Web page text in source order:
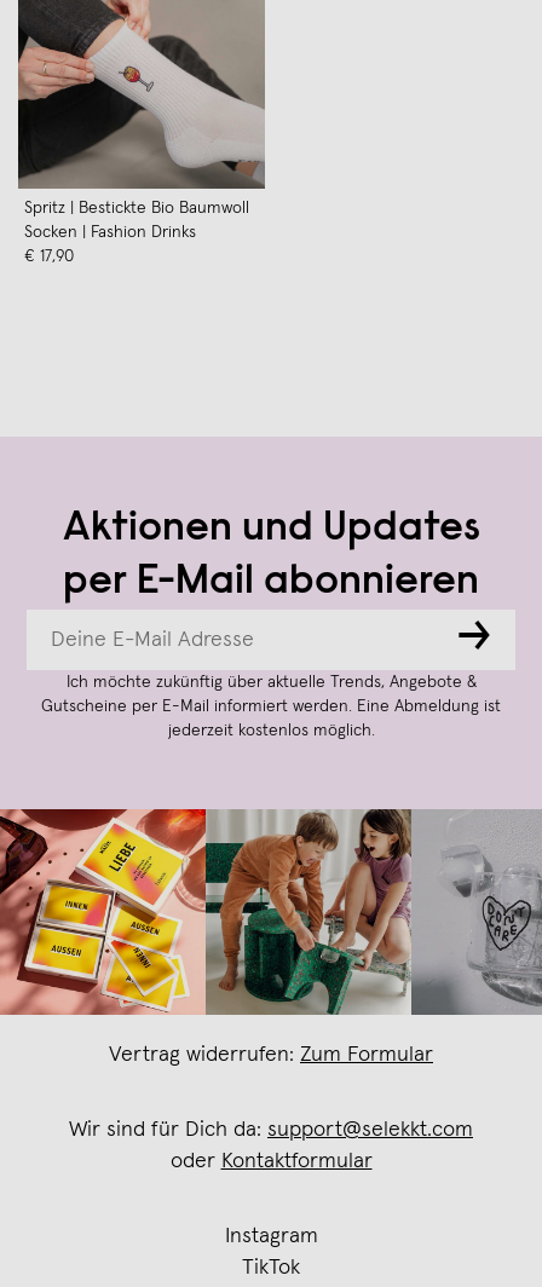
Spritz | Bestickte Bio Baumwoll
Socken | Fashion Drinks
€ 17,90
Aktionen und Updates
per E-Mail abonnieren
→
Ich möchte zukünftig über aktuelle Trends, Angebote &
Gutscheine per E-Mail informiert werden. Eine Abmeldung ist
jederzeit kostenlos möglich.
Vertrag widerrufen: Zum Formular
Wir sind für Dich da: support@selekkt.com
oder Kontaktformular
Instagram
TikTok